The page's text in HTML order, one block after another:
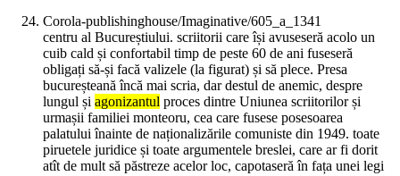
Corola-publishinghouse/Imaginative/605_a_1341
centru al Bucureștiului. scriitorii care își avuseseră acolo un
cuib cald și confortabil timp de peste 60 de ani fuseseră
obligați să-și facă valizele (la figurat) și să plece. Presa
bucureșteană încă mai scria, dar destul de anemic, despre
lungul și agonizantul proces dintre Uniunea scriitorilor și
urmașii familiei monteoru, cea care fusese posesoarea
palatului înainte de naționalizările comuniste din 1949. toate
piruetele juridice și toate argumentele breslei, care ar fi dorit
atît de mult să păstreze acelor loc, capotaseră în fața unei legi